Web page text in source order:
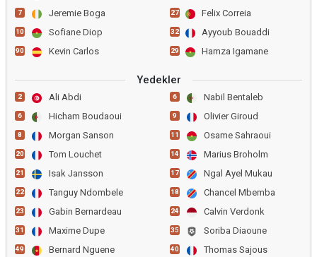
7 Jeremie Boga
10 Sofiane Diop
90 Kevin Carlos
27 Felix Correia
32 Ayyoub Bouaddi
29 Hamza Igamane
Yedekler
2 Ali Abdi
6 Hicham Boudaoui
8 Morgan Sanson
20 Tom Louchet
21 Isak Jansson
22 Tanguy Ndombele
23 Gabin Bernardeau
31 Maxime Dupe
49 Bernard Nguene
6 Nabil Bentaleb
9 Olivier Giroud
11 Osame Sahraoui
14 Marius Broholm
17 Ngal Ayel Mukau
18 Chancel Mbemba
24 Calvin Verdonk
35 Soriba Diaoune
40 Thomas Sajous